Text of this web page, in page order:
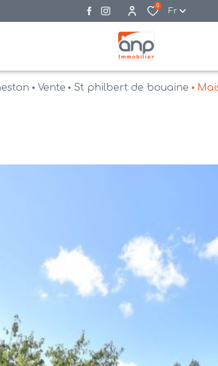
0
Fr
Vente St philbert de bouaine